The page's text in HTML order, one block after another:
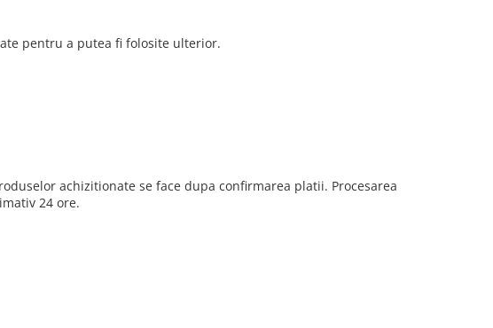
pentru a putea fi folosite ulterior.
achizitionate se face dupa confirmarea platii. Procesarea
24 ore.